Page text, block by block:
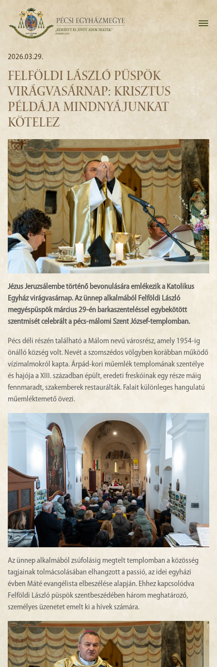
2026.03.29.
FELFÖLDI LÁSZLÓ PÜSPÖK
VIRÁGVASÁRNAP: KRISZTUS
PÉLDÁJA MINDNYÁJUNKAT
KÖTELEZ
Jézus Jeruzsálembe történő bevonulására emlékezik a Katolikus
Egyház virágvasárnap. Az ünnep alkalmából Felföldi László
megyéspüspök március 29-én barkaszenteléssel egybekötött
szentmisét celebrált a pécs-málomi Szent József-templomban.
Pécs déli részén található a Málom nevű városrész, amely 1954-ig
önálló község volt. Nevét a szomszédos völgyben korábban működő
vízimalmokról kapta. Árpád-kori műemlék templomának szentélye
és hajója a XIII. században épült, eredeti freskóinak egy része máig
fennmaradt, szakemberek restaurálták. Falait különleges hangulatú
műemléktemető övezi.
Az ünnep alkalmából zsúfolásig megtelt templomban a közösség
tagjainak tolmácsolásában elhangzott a passió, az idei egyházi
évben Máté evangélista elbeszélése alapján. Ehhez kapcsolódva
Felföldi László püspök szentbeszédében három meghatározó,
személyes üzenetet emelt ki a hívek számára.